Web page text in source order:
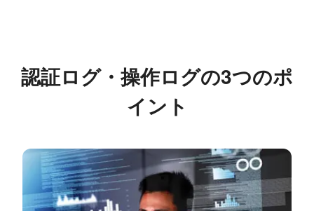
認証ログ・操作ログの3つのポ
イント